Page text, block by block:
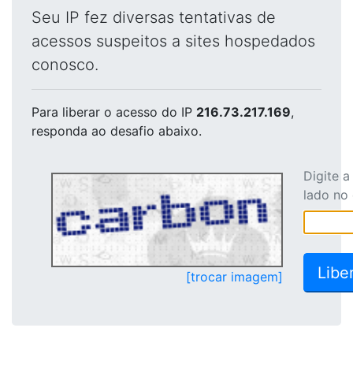
Seu IP fez diversas tentativas de
acessos suspeitos a sites hospedados
conosco.
Para liberar o acesso do IP 216.73.217.169,
responda ao desafio abaixo.
[trocar imagem]
Digite
lado no